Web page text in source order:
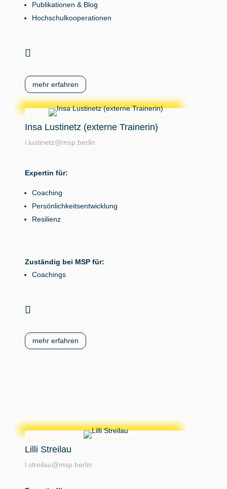
Publikationen & Blog
Hochschulkooperationen
mehr erfahren
Insa Lustinetz (externe Trainerin)
i.lustinetz@msp.berlin
Expertin für:
Coaching
Persönlichkeitsentwicklung
Resilienz
Zuständig bei MSP für:
Coachings
mehr erfahren
Lilli Streilau
l.streilau@msp.berlin